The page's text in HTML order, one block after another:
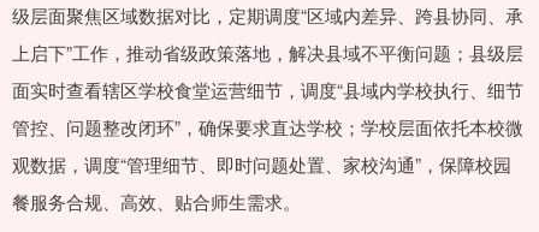
级层面聚焦区域数据对比，定期调度“区域内差异、跨县协同、承
上启下”工作，推动省级政策落地，解决县域不平衡问题；县级层
面实时查看辖区学校食堂运营细节，调度“县域内学校执行、细节
管控、问题整改闭环”，确保要求直达学校；学校层面依托本校微
观数据，调度“管理细节、即时问题处置、家校沟通”，保障校园
餐服务合规、高效、贴合师生需求。